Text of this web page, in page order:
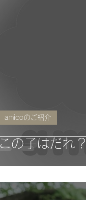
この子はだれ
amicoのご紹介